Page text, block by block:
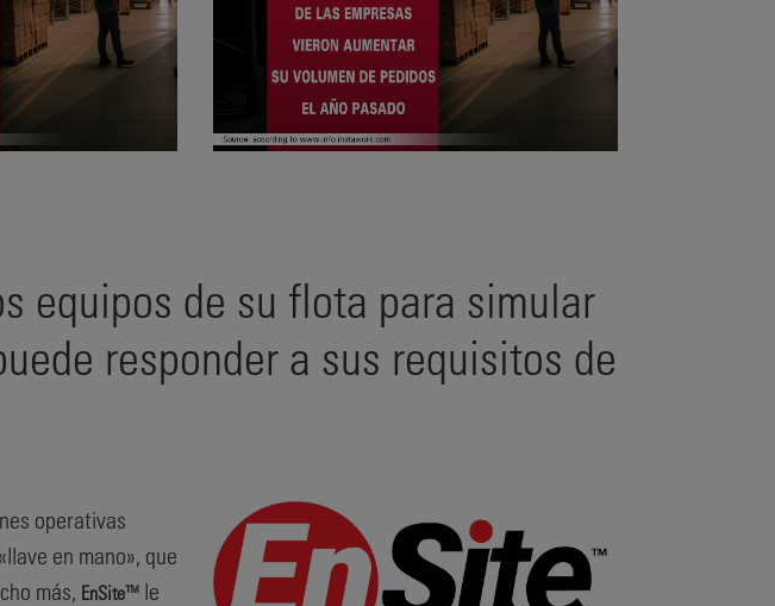
equipos de su flota para simular
responder a sus requisitos de
operativas
en mano», que
más, EnSite™ le